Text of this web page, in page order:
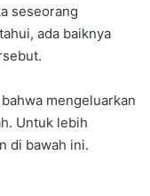
seseorang
ada baiknya
mengeluarkan
Untuk lebih
di bawah ini.